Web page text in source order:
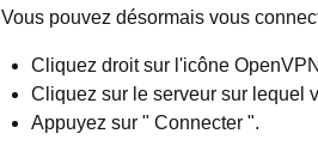
Vous pouvez désormais vous
Cliquez droit sur l'icône
Cliquez sur le serveur sur lequel
Appuyez sur " Connecter ".